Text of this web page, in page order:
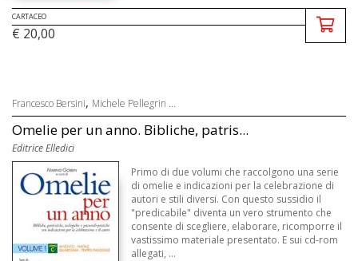
CARTACEO
€ 20,00
Francesco Bersini, Michele Pellegrin ...
Omelie per un anno. Bibliche, patris...
Editrice Elledici
Primo di due volumi che raccolgono una serie
di omelie e indicazioni per la celebrazione di
autori e stili diversi. Con questo sussidio il
"predicabile" diventa un vero strumento che
consente di scegliere, elaborare, ricomporre il
vastissimo materiale presentato. E sui cd-rom
allegati, ...